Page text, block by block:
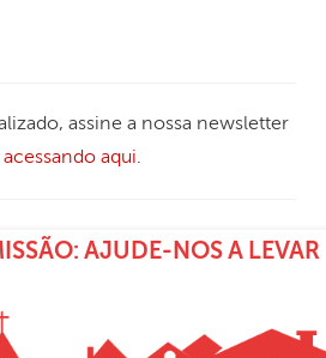
assine a nossa newsletter
acessando aqui.
AJUDE-NOS A LEVAR